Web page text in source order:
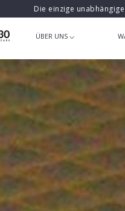
Die einzige
ÜBER UNS